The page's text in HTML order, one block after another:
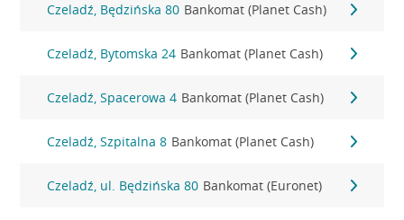
Czeladź, Będzińska 80 Bankomat (Planet Cash)
Czeladź, Bytomska 24 Bankomat (Planet Cash)
Czeladź, Spacerowa 4 Bankomat (Planet Cash)
Czeladź, Szpitalna 8 Bankomat (Planet Cash)
Czeladź, ul. Będzińska 80 Bankomat (Euronet)